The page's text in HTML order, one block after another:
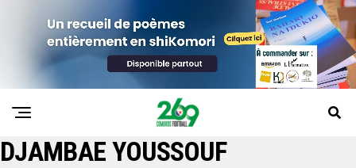
DJAMBAE YOUSSOUF